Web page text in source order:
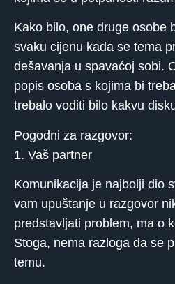
Kako bilo, one druge osobe
svaku cijenu kada se tema
dešavanja u spavaćoj sobi.
popis osoba s kojima bi
trebalo voditi bilo kakvu
Pogodni za razgovor:
1. Vaš partner
Komunikacija je najbolji dio
vam upuštanje u razgovor
predstavljati problem, ma o
Stoga, nema razloga da se
temu.